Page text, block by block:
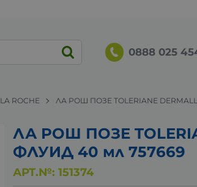
0888 025
LA ROCHE ЛА РОШ ПОЗЕ TOLERIANE
ЛА РОШ ПОЗЕ
ФЛУИД 40 мл 757669
АРТ.№: 151374